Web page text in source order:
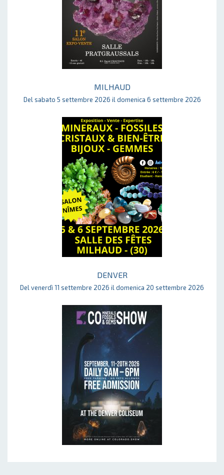
MILHAUD
Del sabato 5 settembre 2026 il domenica 6 settembre 2026
DENVER
Del venerdì 11 settembre 2026 il domenica 20 settembre 2026